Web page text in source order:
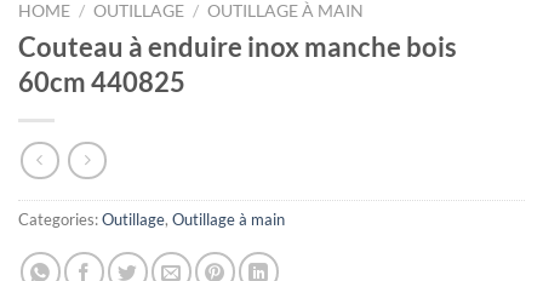
HOME / OUTILLAGE / OUTILLAGE À MAIN
Couteau à enduire inox manche bois
60cm 440825
Categories:Outillage, Outillage à main